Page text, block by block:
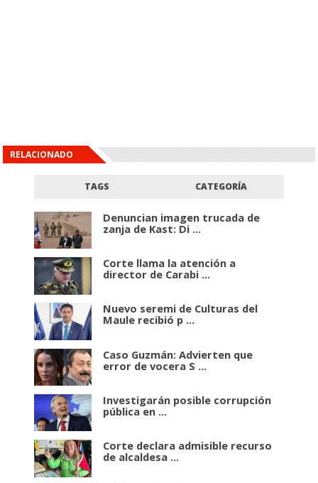
RELACIONADO
TAGS CATEGORÍA
Denuncian imagen trucada de
zanja de Kast: Di ...
Corte llama la atención a
director de Carabi ...
Nuevo seremi de Culturas del
Maule recibió p ...
Caso Guzmán: Advierten que
error de vocera S ...
Investigarán posible corrupción
pública en ...
Corte declara admisible recurso
de alcaldesa ...